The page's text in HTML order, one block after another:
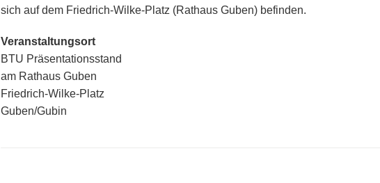
sich auf dem Friedrich-Wilke-Platz (Rathaus Guben) befinden.
Veranstaltungsort
BTU Präsentationsstand
am Rathaus Guben
Friedrich-Wilke-Platz
Guben/Gubin